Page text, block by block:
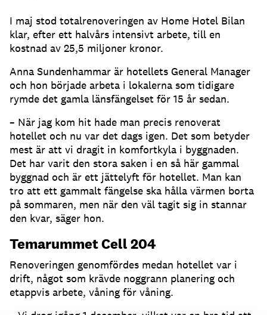
I maj stod totalrenoveringen av Home Hotel Bilan
klar, efter ett halvårs intensivt arbete, till en
kostnad av 25,5 miljoner kronor.
Anna Sundenhammar är hotellets General Manager
och hon började arbeta i lokalerna som tidigare
rymde det gamla länsfängelset för 15 år sedan.
– När jag kom hit hade man precis renoverat
hotellet och nu var det dags igen. Det som betyder
mest är att vi dragit in komfortkyla i byggnaden.
Det har varit den stora saken i en så här gammal
byggnad och är ett jättelyft för hotellet. Man kan
tro att ett gammalt fängelse ska hålla värmen borta
på sommaren, men när den väl tagit sig in stannar
den kvar, säger hon.
Temarummet Cell 204
Renoveringen genomfördes medan hotellet var i
drift, något som krävde noggrann planering och
etappvis arbete, våning för våning.